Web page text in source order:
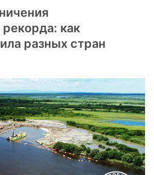
как
разных стран